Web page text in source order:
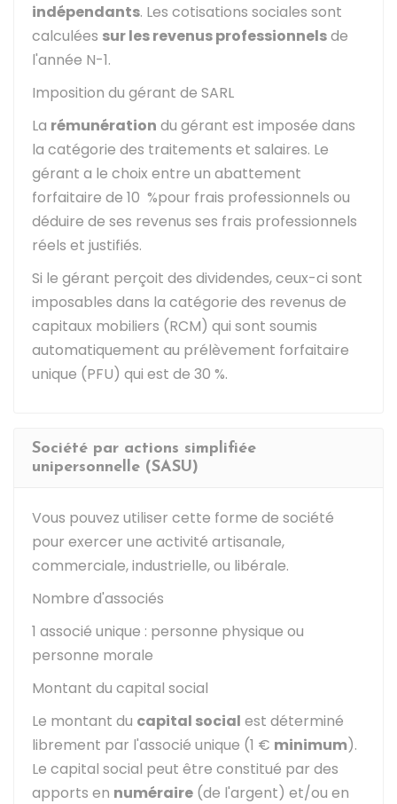
indépendants. Les cotisations sociales sont
calculées sur les revenus professionnelsde
l'année N-1.
Imposition du gérant de SARL
La rémunération du gérant est imposée dans
la catégorie des traitements et salaires. Le
gérant a le choix entre un abattement
forfaitaire de 10 %pour frais professionnels ou
déduire de ses revenus ses frais professionnels
réels et justifiés.
Si le gérant perçoit des dividendes, ceux-ci sont
imposables dans la catégorie des revenus de
capitaux mobiliers (RCM) qui sont soumis
automatiquement au prélèvement forfaitaire
unique (PFU) qui est de 30 %.
Société par actions simplifiée
unipersonnelle (SASU)
Vous pouvez utiliser cette forme de société
pour exercer une activité artisanale,
commerciale, industrielle, ou libérale.
Nombre d'associés
1 associé unique : personne physique ou
personne morale
Montant du capital social
Le montant du capital social est déterminé
librement par l'associé unique (1 € minimum).
Le capital social peut être constitué par des
apports en numéraire (de l'argent) et/ou en